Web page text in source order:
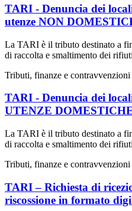
TARI - Denuncia dei
utenze NON
La TARI è il tributo destinato a
di raccolta e smaltimento dei rifiuti
Tributi, finanze e contravvenzioni
TARI - Denuncia dei
UTENZE
La TARI è il tributo destinato a
di raccolta e smaltimento dei rifiuti
Tributi, finanze e contravvenzioni
TARI – Richiesta di
riscossione in formato